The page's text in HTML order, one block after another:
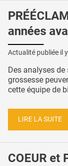
années
Actualité publiée il
Des analyses
grossesse
cette équipe de
LIRE LA SUITE
COEUR et